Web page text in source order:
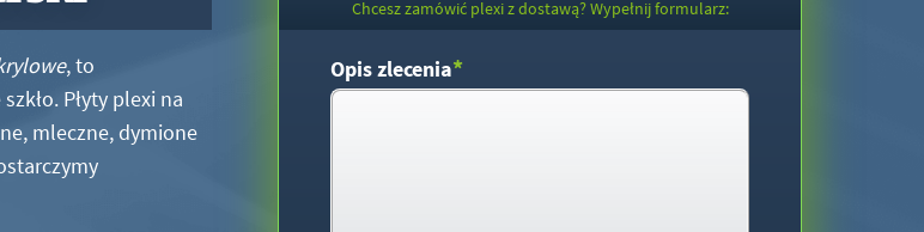
, to
Płyty plexi na
mleczne, dymione
Chcesz zamówić plexi z dostawą? Wypełnij formularz:
Opis zlecenia*